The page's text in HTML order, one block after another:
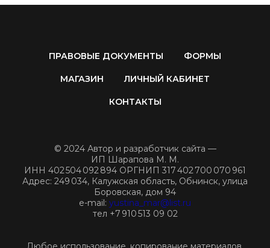
ПРАВОВЫЕ ДОКУМЕНТЫ ФОРМЫ
МАГАЗИН ЛИЧНЫЙ КАБИНЕТ
КОНТАКТЫ
© 2024 Автор и разработчик сайта —
ИП Шарапова М. М.
ИНН 402 504 092 894 ОРГНИП 317 402 700 070 961
Адрес: 249 034, Калужская область, Обнинск, улица
Боровская, дом 94
e-mail: yustina_mar@list.ru
тел +7 910 513 09 02